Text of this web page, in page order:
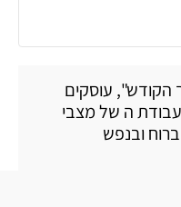
הקודש", עוסקים
ה של מצבי
ברוח ובנפש